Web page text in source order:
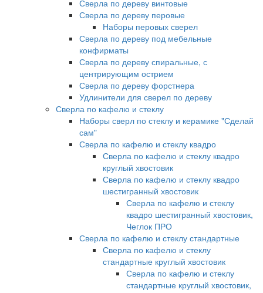
Сверла по дереву винтовые
Сверла по дереву перовые
Наборы перовых сверел
Сверла по дереву под мебельные
конфирматы
Сверла по дереву спиральные, с
центрирующим острием
Сверла по дереву форстнера
Удлинители для сверел по дереву
Сверла по кафелю и стеклу
Наборы сверл по стеклу и керамике "Сделай
сам"
Сверла по кафелю и стеклу квадро
Сверла по кафелю и стеклу квадро
круглый хвостовик
Сверла по кафелю и стеклу квадро
шестигранный хвостовик
Сверла по кафелю и стеклу
квадро шестигранный хвостовик,
Чеглок ПРО
Сверла по кафелю и стеклу стандартные
Сверла по кафелю и стеклу
стандартные круглый хвостовик
Сверла по кафелю и стеклу
стандартные круглый хвостовик,